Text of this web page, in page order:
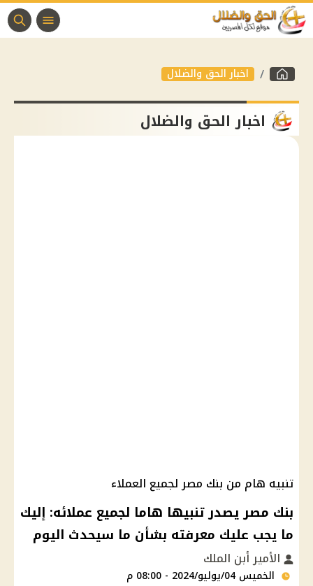
اخبار الحق والضلال
اخبار الحق والضلال
تنبيه هام من بنك مصر لجميع العملاء
بنك مصر يصدر تنبيها هاما لجميع عملائه: إليك
ما يجب عليك معرفته بشأن ما سيحدث اليوم
الأمير أبن الملك
الخميس 04/يوليو/2024 - 08:00 م